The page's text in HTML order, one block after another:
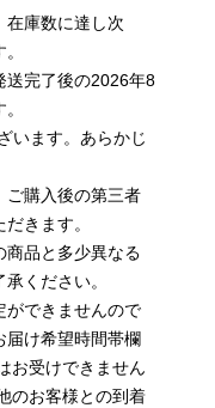
庫数に達し次
完了後の2026年8
います。あらかじ
購入後の第三者
きます。
品と多少異なる
ください。
できませんので
届け希望時間帯欄
お受けできません
のお客様との到着